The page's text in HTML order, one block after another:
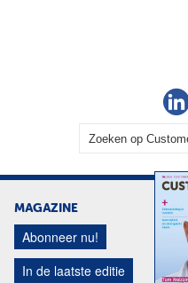
MAGAZINE
Abonneer nu!
In de laatste editie